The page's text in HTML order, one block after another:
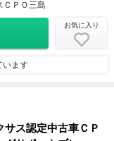
ＣＰＯ三島
お気に入り
います
ス認定中古車ＣＰ